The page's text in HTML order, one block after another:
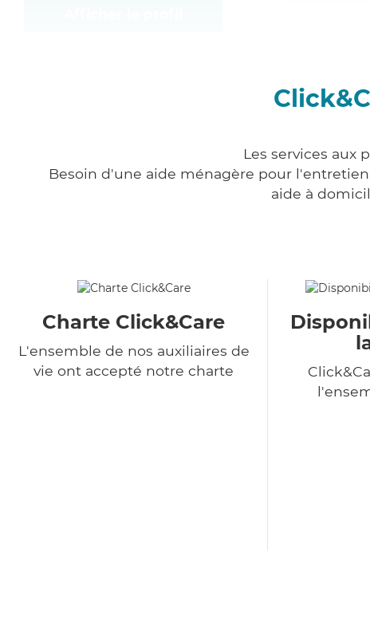
Les services aux
Besoin d'une aide ménagère pour
aide à
Charte Click&Care
L'ensemble de nos auxiliaires de
vie ont accepté notre charte